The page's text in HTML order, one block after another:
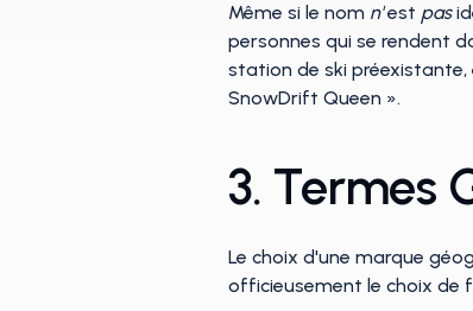
Même si le nom n'est pas
personnes qui se rendent
station de ski
SnowDrift Queen ».
3. Termes
Le choix d'une marque
officieusement le choix de